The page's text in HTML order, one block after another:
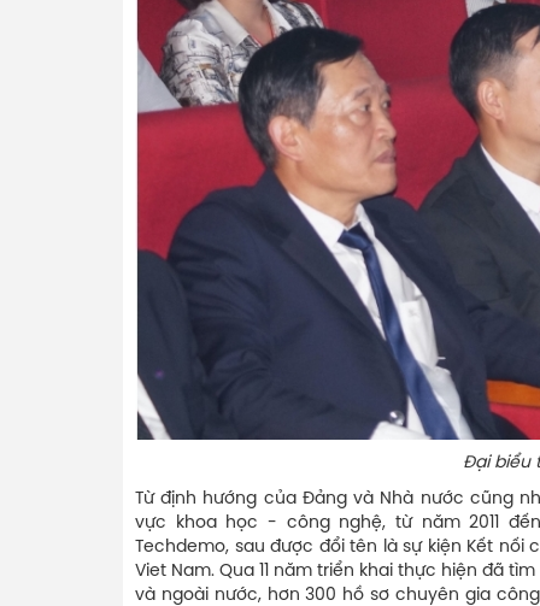
Đại biểu tham dự
Từ định hướng của Đảng và Nhà nước cũng
vực khoa học - công nghệ, từ năm 2011
Techdemo, sau được đổi tên là sự kiện Kết
Viet Nam. Qua 11 năm triển khai thực hiện đã
và ngoài nước, hơn 300 hồ sơ chuyên gia